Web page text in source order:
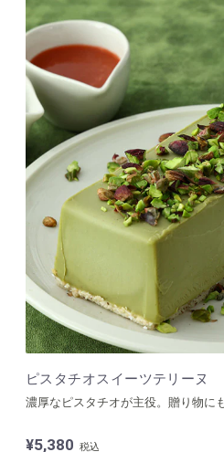
ピスタチオスイーツテリーヌ
濃厚なピスタチオが主役。贈り物に
¥5,380 税込